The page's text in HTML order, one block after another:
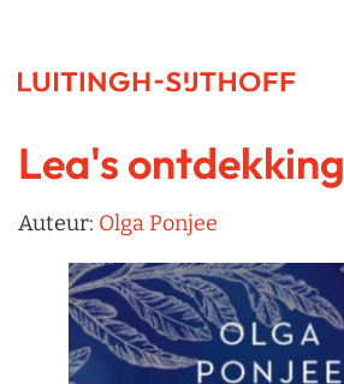
Lea's ontdekking
Auteur: Olga Ponjee